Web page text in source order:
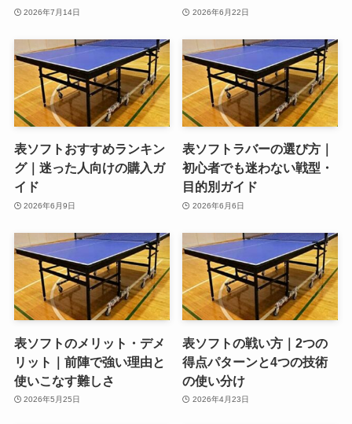
2026年7月14日 2026年6月22日
表ソフトおすすめランキン
グ｜迷った人向けの購入ガ
イド
2026年6月9日
表ソフトラバーの選び方｜
初心者でも迷わない戦型・
目的別ガイド
2026年6月6日
表ソフトのメリット・デメ
リット｜前陣で強い理由と
使いこなす難しさ
2026年5月25日
表ソフトの戦い方｜2つの
得点パターンと4つの技術
の使い分け
2026年4月23日